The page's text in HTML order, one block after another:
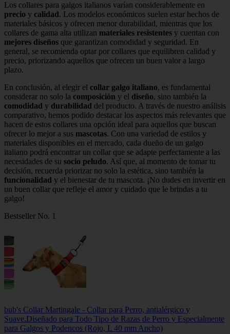
Los collares para galgos italianos varían considerablemente en
precio y calidad . Los modelos económicos suelen estar hechos de
materiales básicos y ofrecen menor durabilidad, mientras que los
collares de gama alta utilizan materiales resistentes y cuentan con
mejores diseños que garantizan comodidad y seguridad. En
general, se recomienda optar por collares que equilibren calidad y
precio, priorizando aquellos que ofrecen un buen valor a largo
plazo.
En conclusión, al elegir el collar galgo italiano, es fundamental
considerar no solo la composición y el diseño, sino también la
comodidad y durabilidad del producto. A través de nuestro análisis
comparativo, hemos podido destacar los aspectos más relevantes que
hacen de estos collares una opción ideal para aquellos que buscan
ofrecer lo mejor a sus mascotas. Con una variedad de estilos y
materiales disponibles en el mercado, cada dueño de un galgo
italiano podrá encontrar un collar que se adapte perfectamente a las
necesidades de su socio peludo. Así que, al momento de tomar tu
decisión, recuerda priorizar no solo la estética, sino también la
funcionalidad y el bienestar de tu mascota. ¡No dudes en invertir en
un buen collar que refleje el amor y cuidado que le brindas a tu
galgo!
Bestseller No. 1
bub's Collar Martingale - Collar para Perro, antialérgico y
Suave.Diseñado para Todo Tipo de Razas de Perro y Especialmente
para Galgos y Podencos (Rojo, L 40 mm Ancho)